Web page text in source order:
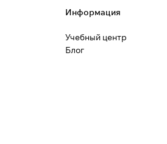
Информация
Учебный центр
Блог